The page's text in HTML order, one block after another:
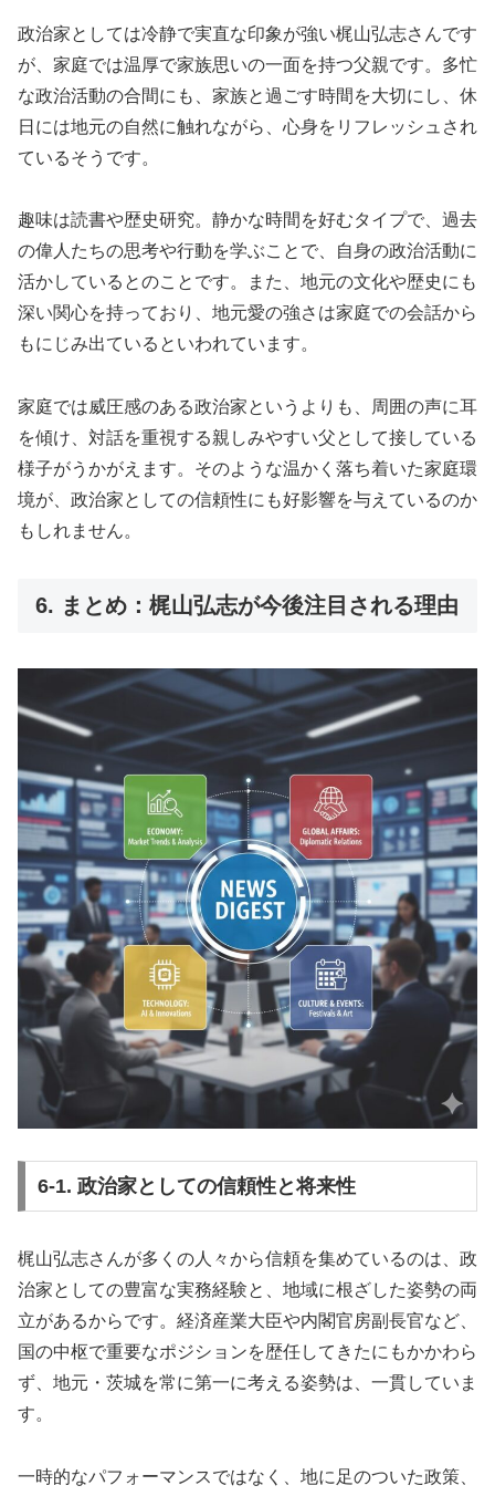
政治家としては冷静で実直な印象が強い梶山弘志さんです
が、家庭では温厚で家族思いの一面を持つ父親です。多忙
な政治活動の合間にも、家族と過ごす時間を大切にし、休
日には地元の自然に触れながら、心身をリフレッシュされ
ているそうです。
趣味は読書や歴史研究。静かな時間を好むタイプで、過去
の偉人たちの思考や行動を学ぶことで、自身の政治活動に
活かしているとのことです。また、地元の文化や歴史にも
深い関心を持っており、地元愛の強さは家庭での会話から
もにじみ出ているといわれています。
家庭では威圧感のある政治家というよりも、周囲の声に耳
を傾け、対話を重視する親しみやすい父として接している
様子がうかがえます。そのような温かく落ち着いた家庭環
境が、政治家としての信頼性にも好影響を与えているのか
もしれません。
6. まとめ：梶山弘志が今後注目される理由
6-1. 政治家としての信頼性と将来性
梶山弘志さんが多くの人々から信頼を集めているのは、政
治家としての豊富な実務経験と、地域に根ざした姿勢の両
立があるからです。経済産業大臣や内閣官房副長官など、
国の中枢で重要なポジションを歴任してきたにもかかわら
ず、地元・茨城を常に第一に考える姿勢は、一貫していま
す。
一時的なパフォーマンスではなく、地に足のついた政策、